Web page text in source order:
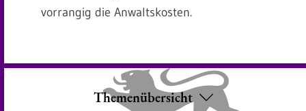
vorrangig die Anwaltskosten.
Themenübersicht